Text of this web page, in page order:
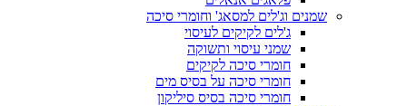
שמנים וג'לים למסאג' וחומרי סיכה
ג'לים לקיקים לעיסוי
שמני עיסוי ותשוקה
חומרי סיכה לקיקים
חומרי סיכה על בסיס מים
חומרי סיכה בסיס סיליקון